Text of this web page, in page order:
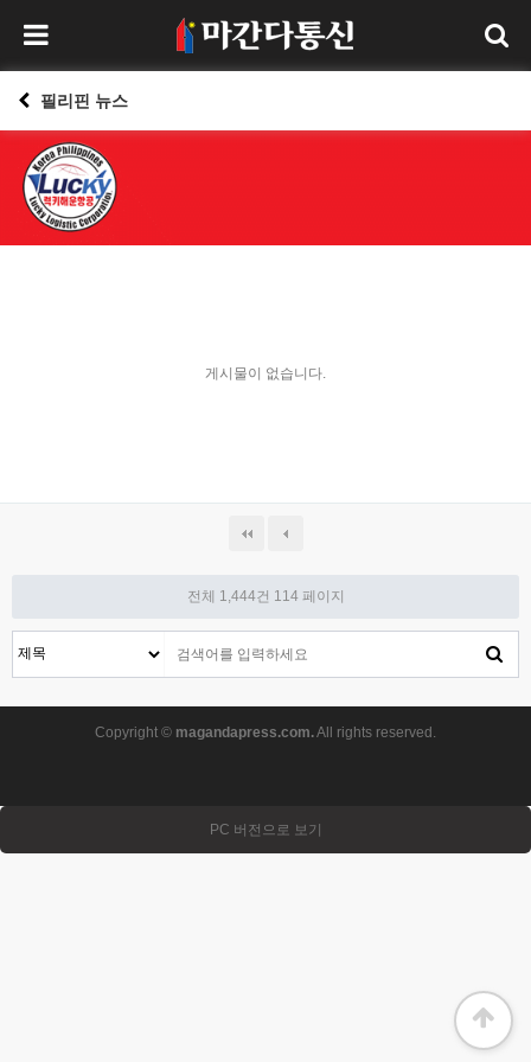
필리핀 뉴스
게시물이 없습니다.
전체 1,444건 114 페이지
Copyright © magandapress.com.All rights reserved.
PC 버전으로 보기